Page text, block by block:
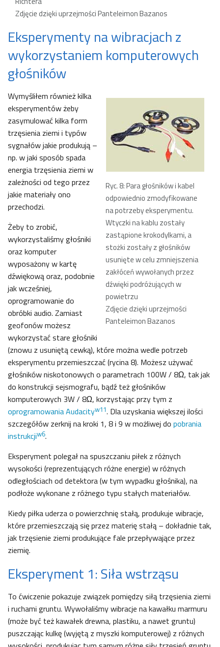
Zdjęcie dzięki uprzejmości Panteleimon Bazanos
Eksperymenty na wibracjach z
wykorzystaniem komputerowych
głośników
Ryc. 8: Para głośników i kabel
odpowiednio zmodyfikowane
na potrzeby eksperymentu.
Wtyczki na kablu zostały
zastąpione krokodylkami, a
stożki zostały z głośników
usunięte w celu zmniejszenia
zakłóceń wywołanych przez
dźwięki podróżujących w
powietrzu
Zdjęcie dzięki uprzejmości
Panteleimon Bazanos
Wymyśliłem również kilka
eksperymentów żeby
zasymulować kilka form
trzęsienia ziemi i typów
sygnałów jakie produkują –
np. w jaki sposób spada
energia trzęsienia ziemi w
zależności od tego przez
jakie materiały ono
przechodzi.
Żeby to zrobić,
wykorzystaliśmy głośniki
oraz komputer
wyposażony w kartę
dźwiękową oraz, podobnie
jak wcześniej,
oprogramowanie do
obróbki audio. Zamiast
geofonów możesz
wykorzystać stare głośniki
(znowu z usuniętą cewką), które można wedle potrzeb
eksperymentu przemieszczać (rycina 8). Możesz używać
głośników niskotonowych o parametrach 100W / 8Ω, tak jak
do konstrukcji sejsmografu, bądź też głośników
komputerowych 3W / 8Ω, korzystając przy tym z
oprogramowania Audacityw11. Dla uzyskania większej ilości
szczegółów zerknij na kroki 1, 8 i 9 w możliwej do pobrania
instrukcjiw6.
Eksperyment polegał na spuszczaniu piłek z różnych
wysokości (reprezentujących różne energie) w różnych
odległościach od detektora (w tym wypadku głośnika), na
podłoże wykonane z różnego typu stałych materiałów.
Kiedy piłka uderza o powierzchnię stałą, produkuje wibracje,
które przemieszczają się przez materię stałą – dokładnie tak,
jak trzęsienie ziemi produkujące fale przepływające przez
ziemię.
Eksperyment 1: Siła wstrząsu
To ćwiczenie pokazuje związek pomiędzy siłą trzęsienia ziemi
i ruchami gruntu. Wywołaliśmy wibracje na kawałku marmuru
(może być też kawałek drewna, plastiku, a nawet gruntu)
puszczając kulkę (wyjętą z myszki komputerowej) z różnych